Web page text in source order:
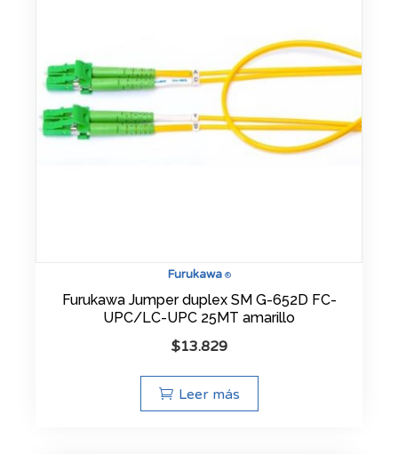
Furukawa®
Furukawa Jumper duplex SM G-652D FC-
UPC/LC-UPC 25MT amarillo
$13.829
Leer más